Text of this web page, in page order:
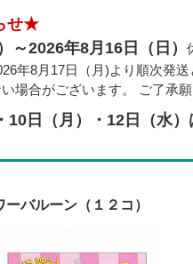
せ★
～2026年8月16日（日）
年8月17日（月)より順次発送
場合がございます。 ご了承願
10日（月）・12日（水
バルーン（１２コ）